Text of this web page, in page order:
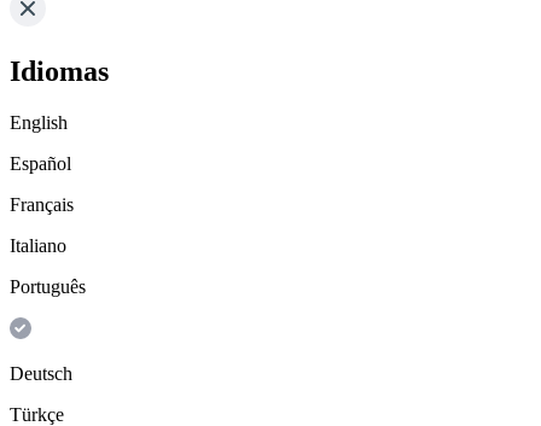
Idiomas
English
Español
Français
Italiano
Português
Deutsch
Türkçe